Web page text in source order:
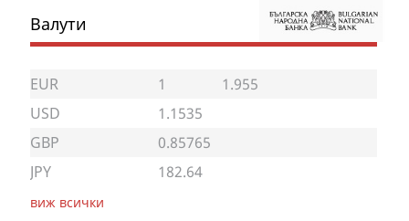
Валути
EUR 1
1.955
USD
1.1535
GBP
0.85765
JPY
182.64
виж всички